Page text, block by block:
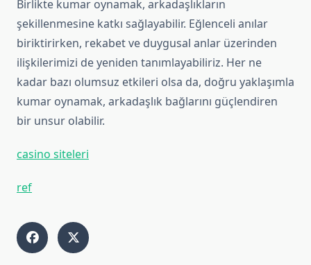
Birlikte kumar oynamak, arkadaşlıkların
şekillenmesine katkı sağlayabilir. Eğlenceli anılar
biriktirirken, rekabet ve duygusal anlar üzerinden
ilişkilerimizi de yeniden tanımlayabiliriz. Her ne
kadar bazı olumsuz etkileri olsa da, doğru yaklaşımla
kumar oynamak, arkadaşlık bağlarını güçlendiren
bir unsur olabilir.
casino siteleri
ref